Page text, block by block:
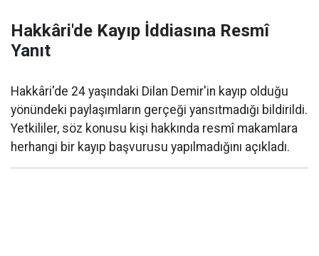
Hakkâri'de Kayıp İddiasına Resmî
Yanıt
Hakkâri'de 24 yaşındaki Dilan Demir'in kayıp olduğu
yönündeki paylaşımların gerçeği yansıtmadığı bildirildi.
Yetkililer, söz konusu kişi hakkında resmî makamlara
herhangi bir kayıp başvurusu yapılmadığını açıkladı.